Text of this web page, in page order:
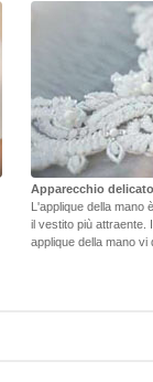
Apparecchio delicato
L'applique della mano
il vestito più attraente.
applique della mano